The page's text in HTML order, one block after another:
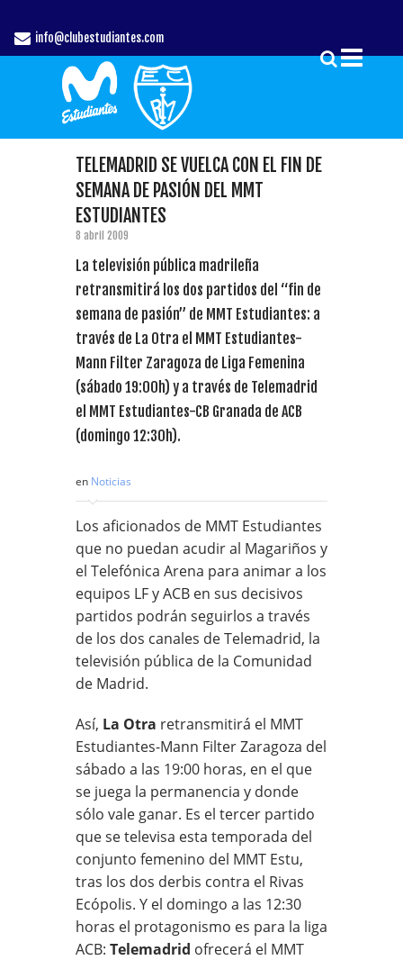
info@clubestudiantes.com
TELEMADRID SE VUELCA CON EL FIN DE
SEMANA DE PASIÓN DEL MMT
ESTUDIANTES
8 abril 2009
La televisión pública madrileña
retransmitirá los dos partidos del “fin de
semana de pasión” de MMT Estudiantes: a
través de La Otra el MMT Estudiantes-
Mann Filter Zaragoza de Liga Femenina
(sábado 19:00h) y a través de Telemadrid
el MMT Estudiantes-CB Granada de ACB
(domingo 12:30h).
en Noticias
Los aficionados de MMT Estudiantes
que no puedan acudir al Magariños y
el Telefónica Arena para animar a los
equipos LF y ACB en sus decisivos
partidos podrán seguirlos a través
de los dos canales de Telemadrid, la
televisión pública de la Comunidad
de Madrid.
Así, La Otra retransmitirá el MMT
Estudiantes-Mann Filter Zaragoza del
sábado a las 19:00 horas, en el que
se juega la permanencia y donde
sólo vale ganar. Es el tercer partido
que se televisa esta temporada del
conjunto femenino del MMT Estu,
tras los dos derbis contra el Rivas
Ecópolis. Y el domingo a las 12:30
horas el protagonismo es para la liga
ACB: Telemadrid ofrecerá el MMT